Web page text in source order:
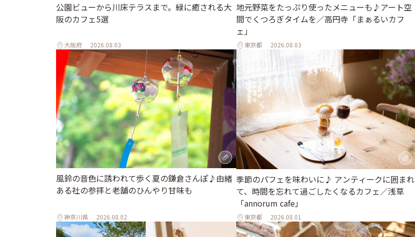
公園ビューから川床テラスまで。緑に癒される大
阪のカフェ5選
大阪府 2026.08.03
地元野菜をたっぷり使ったメニューも♪アート空
間でくつろぎタイムを／高円寺「まぁるいカフ
ェ」
東京都 2026.08.03
風鈴の音色に誘われて歩く夏の鎌倉さんぽ♪由緒
ある社の参拝と老舗のひんやり甘味も
神奈川県 2026.08.02
季節のパフェを味わいに♪ アンティークに囲まれ
て、時間を忘れて過ごしたくなるカフェ／浅草
「annorum cafe」
東京都 2026.08.01